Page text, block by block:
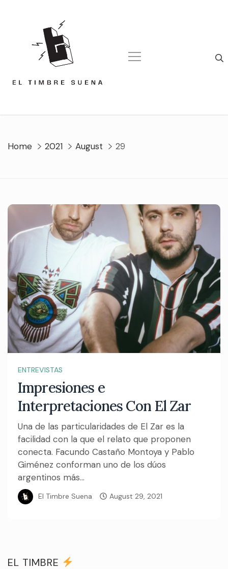
Home 2021 August 29
ENTREVISTAS
Impresiones e
Interpretaciones Con El Zar
Una de las particularidades de El Zar es la
facilidad con la que el relato que proponen
conecta. Facundo Castaño Montoya y Pablo
Giménez conforman uno de los dúos
argentinos más...
El Timbre Suena August 29, 2021
EL TIMBRE